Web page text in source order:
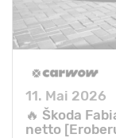
11. Mai 2026
🔥 Škoda
netto